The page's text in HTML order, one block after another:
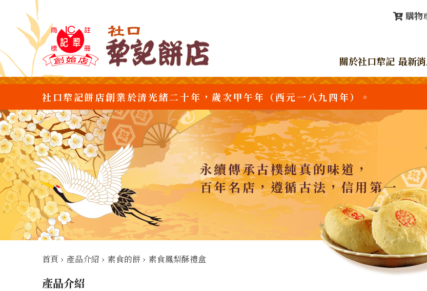
購物
關於社口犂記 最新
社口犂記餅店創業於清光緒二十年，歲次甲午年（西元一八九四年）。
永續傳承古樸純真的味道，
百年名店，遵循古法，信用第一
首頁 › 產品介紹 › 素食的餅 › 素食鳳梨酥禮盒
產品介紹